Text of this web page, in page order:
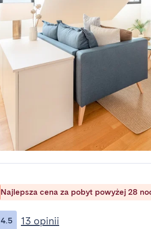
Najlepsza cena za pobyt powyżej 28
4.5 13 opinii